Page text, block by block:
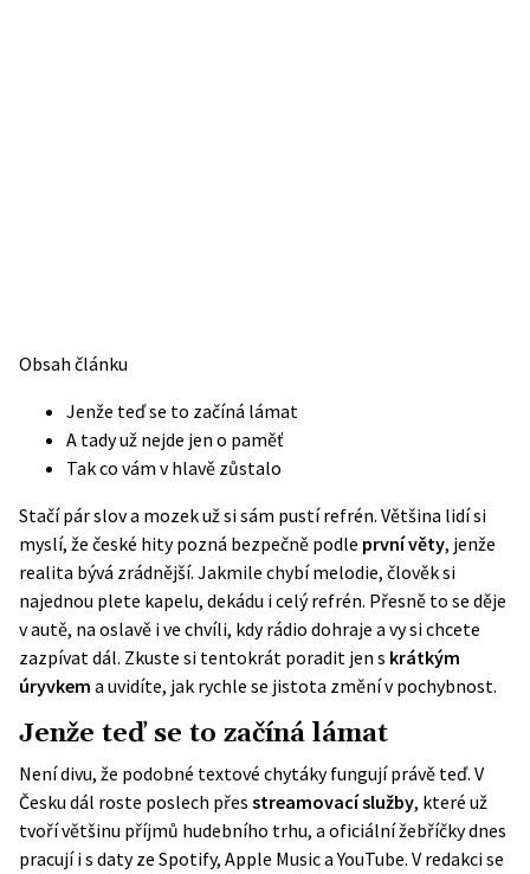
Obsah článku
Jenže teď se to začíná lámat
A tady už nejde jen o paměť
Tak co vám v hlavě zůstalo
Stačí pár slov a mozek už si sám pustí refrén. Většina lidí si
myslí, že české hity pozná bezpečně podle první věty, jenže
realita bývá zrádnější. Jakmile chybí melodie, člověk si
najednou plete kapelu, dekádu i celý refrén. Přesně to se děje
v autě, na oslavě i ve chvíli, kdy rádio dohraje a vy si chcete
zazpívat dál. Zkuste si tentokrát poradit jen s krátkým
úryvkem a uvidíte, jak rychle se jistota změní v pochybnost.
Jenže teď se to začíná lámat
Není divu, že podobné textové chytáky fungují právě teď. V
Česku dál roste poslech přes streamovací služby, které už
tvoří většinu příjmů hudebního trhu, a oficiální žebříčky dnes
pracují i s daty ze Spotify, Apple Music a YouTube. V redakci se